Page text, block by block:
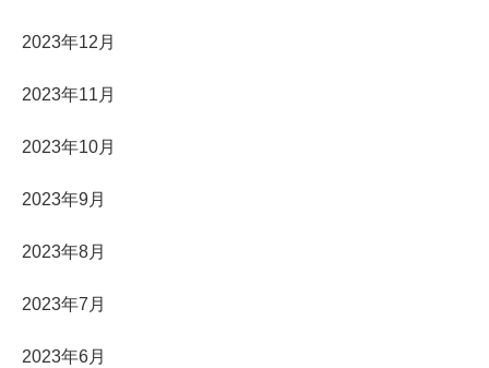
2023年12月
2023年11月
2023年10月
2023年9月
2023年8月
2023年7月
2023年6月